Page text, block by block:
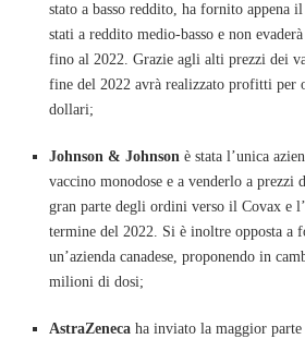
stato a basso reddito, ha fornito appena
stati a reddito medio-basso e non
fino al 2022. Grazie agli alti prezzi dei
fine del 2022 avrà realizzato profitti
dollari;
Johnson & Johnson è stata l’unica
vaccino monodose e a venderlo a prezzi
gran parte degli ordini verso il Covax e
termine del 2022. Si è inoltre opposta a
un’azienda canadese, proponendo in
milioni di dosi;
AstraZeneca ha inviato la maggior parte